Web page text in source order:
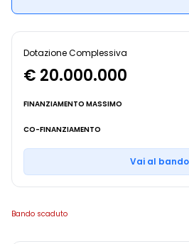
Dotazione Complessiva
€ 20.000.000
FINANZIAMENTO MASSIMO
CO-FINANZIAMENTO
Vai al bando
Bando scaduto